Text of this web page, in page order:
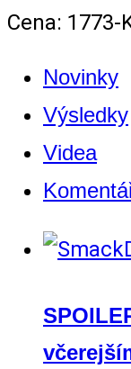
Cena: 1773-
Novinky
Výsledky
Videa